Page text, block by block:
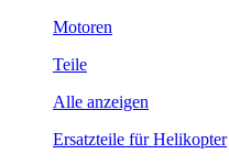
Motoren
Teile
Alle anzeigen
Ersatzteile für Helikopter